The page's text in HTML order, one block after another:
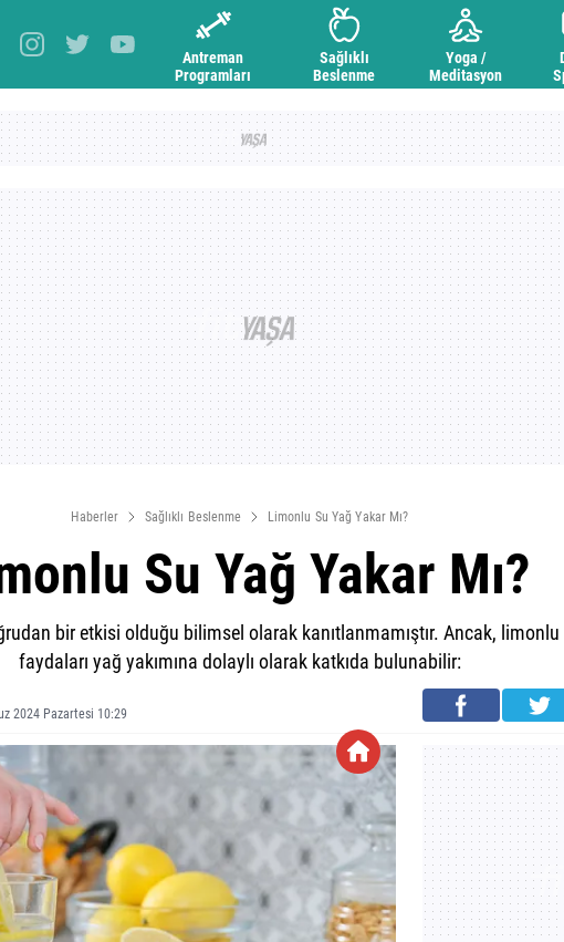
Antreman
Programları
Sağlıklı
Beslenme
Yoga /
Meditasyon
Haberler Sağlıklı Beslenme Limonlu Su Yağ Yakar Mı?
Su Yağ Yakar Mı?
bir etkisi olduğu bilimsel olarak kanıtlanmamıştır. Ancak, limonlu
faydaları yağ yakımına dolaylı olarak katkıda bulunabilir:
2024 Pazartesi 10:29